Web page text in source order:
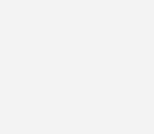
der Verband zudem auf steuerbare
Wasserkraft und Geothermie. Diese
unverzichtbaren Beitrag zur
müssten im EEG 2027 gezielt flexibilisiert
werden. Auch Bürgerenergie, Energy
seien entscheidend, um
und regionale Wertschöpfung zu sichern.
als Marktdesign-Gesetz
das EEG 2027 weniger ein klassisches